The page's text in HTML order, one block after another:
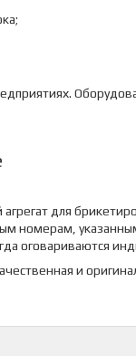
для
номерам,
оговариваются
и